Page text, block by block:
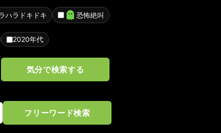
ハラドキドキ 恐怖絶叫
2020年代
気分で検索する
フリーワード検索